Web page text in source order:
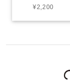
¥2,200